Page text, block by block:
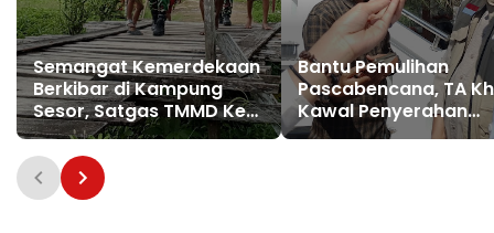
Semangat Kemerdekaan
Berkibar di Kampung
Sesor, Satgas TMMD Ke-
129 Kodim 1807/Sorong
Selatan Pasang Bendera
Merah Putih
Bantu Pemulihan
Pascabencana, TA
Kawal Penyerahan
Exavator KKP untuk 8